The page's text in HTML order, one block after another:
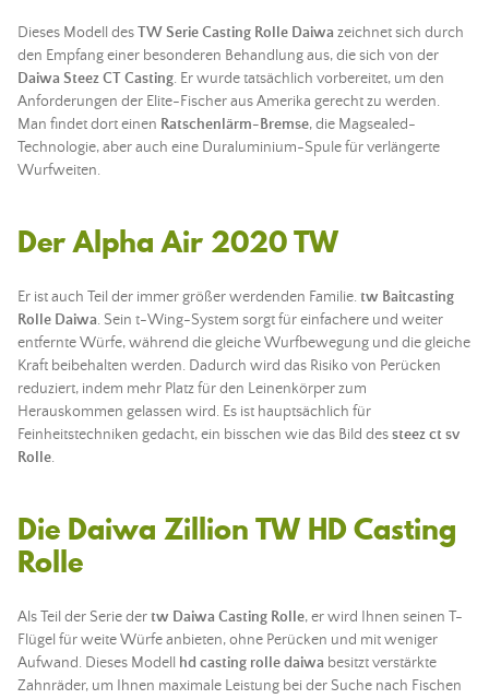
Dieses Modell desTW Serie Casting Rolle Daiwa zeichnet sich durch
den Empfang einer besonderen Behandlung aus, die sich von der
Daiwa Steez CT Casting. Er wurde tatsächlich vorbereitet, um den
Anforderungen der Elite-Fischer aus Amerika gerecht zu werden.
Man findet dort einen Ratschenlärm-Bremse, die Magsealed-
Technologie, aber auch eine Duraluminium-Spule für verlängerte
Wurfweiten.
Der Alpha Air 2020 TW
Er ist auch Teil der immer größer werdenden Familie. tw Baitcasting
Rolle Daiwa. Sein t-Wing-System sorgt für einfachere und weiter
entfernte Würfe, während die gleiche Wurfbewegung und die gleiche
Kraft beibehalten werden. Dadurch wird das Risiko von Perücken
reduziert, indem mehr Platz für den Leinenkörper zum
Herauskommen gelassen wird. Es ist hauptsächlich für
Feinheitstechniken gedacht, ein bisschen wie das Bild dessteez ct sv
Rolle.
Die Daiwa Zillion TW HD Casting
Rolle
Als Teil der Serie dertw Daiwa Casting Rolle, er wird Ihnen seinen T-
Flügel für weite Würfe anbieten, ohne Perücken und mit weniger
Aufwand. Dieses Modell
hd casting rolle daiwa besitzt verstärkte
Zahnräder, um Ihnen maximale Leistung bei der Suche nach Fischen